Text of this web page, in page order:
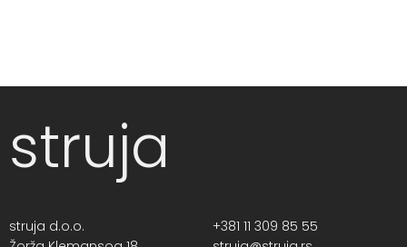
struja
struja d.o.o.
+381 11 309 85 55